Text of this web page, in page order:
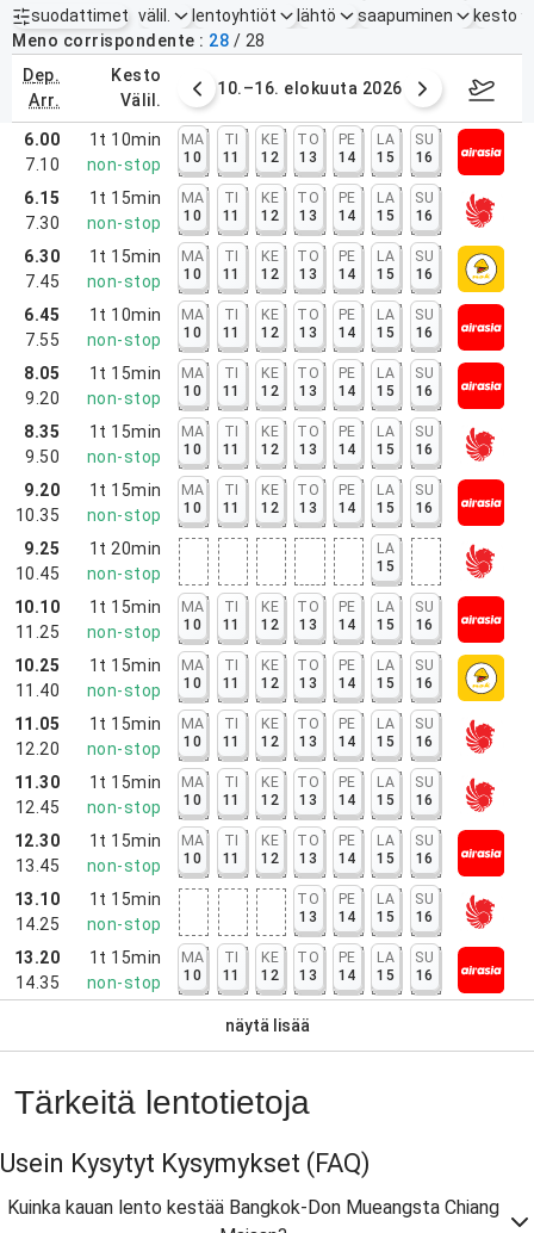
suodattimet
Aktiiviset suodattimet ei mitään
välil. lentoyhtiöt lähtö saapuminen
kesto
Meno corrispondente
28 / 28
dep.
arr.
kesto
välil.
elokuuta 2026 10.–16. elokuuta 2026
6.00
7.10
1t 10min
non-stop
MA
10
TI
11
KE
12
TO
13
PE
14
LA
15
SU
16
6.15
7.30
1t 15min
non-stop
MA
10
TI
11
KE
12
TO
13
PE
14
LA
15
SU
16
6.30
7.45
1t 15min
non-stop
MA
10
TI
11
KE
12
TO
13
PE
14
LA
15
SU
16
6.45
7.55
1t 10min
non-stop
MA
10
TI
11
KE
12
TO
13
PE
14
LA
15
SU
16
8.05
9.20
1t 15min
non-stop
MA
10
TI
11
KE
12
TO
13
PE
14
LA
15
SU
16
8.35
9.50
1t 15min
non-stop
MA
10
TI
11
KE
12
TO
13
PE
14
LA
15
SU
16
9.20
10.35
1t 15min
non-stop
MA
10
TI
11
KE
12
TO
13
PE
14
LA
15
SU
16
9.25
10.45
1t 20min
non-stop
LA
15
10.10
11.25
1t 15min
non-stop
MA
10
TI
11
KE
12
TO
13
PE
14
LA
15
SU
16
10.25
11.40
1t 15min
non-stop
MA
10
TI
11
KE
12
TO
13
PE
14
LA
15
SU
16
11.05
12.20
1t 15min
non-stop
MA
10
TI
11
KE
12
TO
13
PE
14
LA
15
SU
16
11.30
12.45
1t 15min
non-stop
MA
10
TI
11
KE
12
TO
13
PE
14
LA
15
SU
16
12.30
13.45
1t 15min
non-stop
MA
10
TI
11
KE
12
TO
13
PE
14
LA
15
SU
16
13.10
14.25
1t 15min
non-stop
TO
13
PE
14
LA
15
SU
16
13.20
14.35
1t 15min
non-stop
MA
10
TI
11
KE
12
TO
13
PE
14
LA
15
SU
16
näytä lisää
Tärkeitä lentotietoja
Usein Kysytyt Kysymykset (FAQ)
Kuinka kauan lento kestää Bangkok-Don Mueangsta Chiang